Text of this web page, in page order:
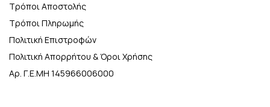
Τρόποι Αποστολής
Τρόποι Πληρωμής
Πολιτική Επιστροφών
Πολιτική Απορρήτου & Όροι Χρήσης
Αρ. Γ.Ε.ΜΗ 145966006000